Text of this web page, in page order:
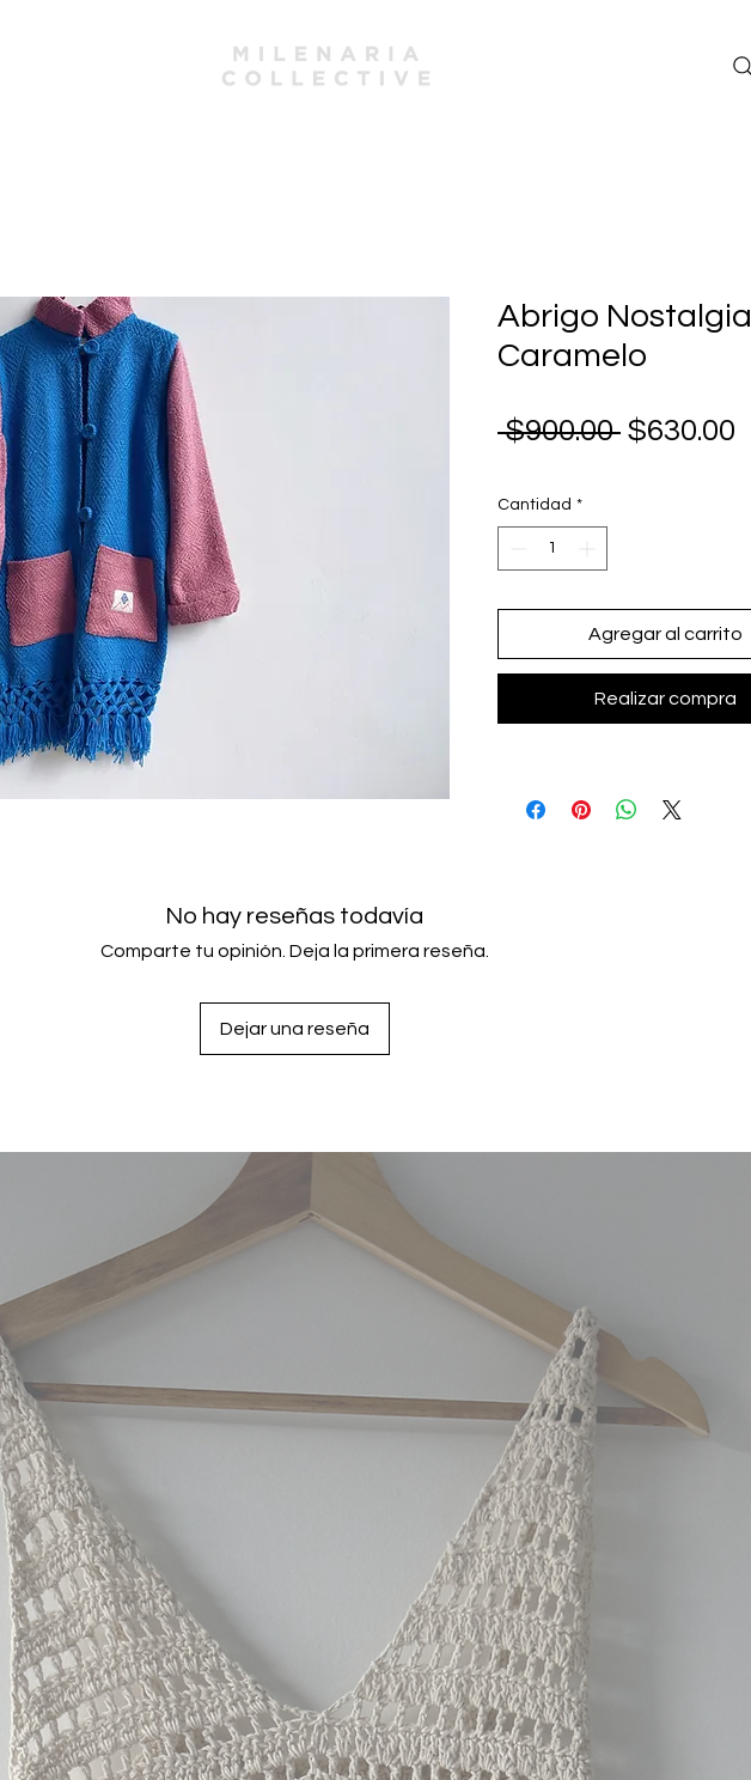
Abrigo Nostalgia
Caramelo
$900.00 Precio
$630.00
Cantidad *
Agregar al carrito
Realizar compra
No hay reseñas todavía
Comparte tu opinión. Deja la primera reseña.
Dejar una reseña